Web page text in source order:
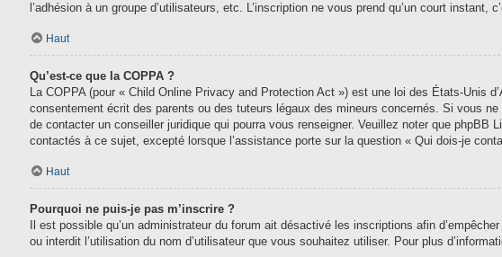
l’adhésion à un groupe d’utilisateurs, etc. L’inscription ne vous prend qu’un court instant,
Haut
Qu’est-ce que la COPPA ?
La COPPA (pour « Child Online Privacy and Protection Act ») est une loi des États-Unis
consentement écrit des parents ou des tuteurs légaux des mineurs concernés. Si vous
de contacter un conseiller juridique qui pourra vous renseigner. Veuillez noter que
contactés à ce sujet, excepté lorsque l’assistance porte sur la question « Qui dois-je
Haut
Pourquoi ne puis-je pas m’inscrire ?
Il est possible qu’un administrateur du forum ait désactivé les inscriptions afin
ou interdit l’utilisation du nom d’utilisateur que vous souhaitez utiliser. Pour plus